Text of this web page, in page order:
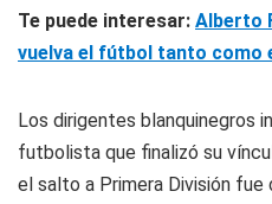
Te puede interesar: Alberto
vuelva el fútbol tanto como
Los dirigentes blanquinegros
futbolista que finalizó su
el salto a Primera División